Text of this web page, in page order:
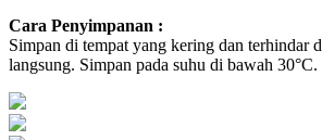
Cara Penyimpanan :
Simpan di tempat yang kering dan terhindar
langsung. Simpan pada suhu di bawah 30°C.